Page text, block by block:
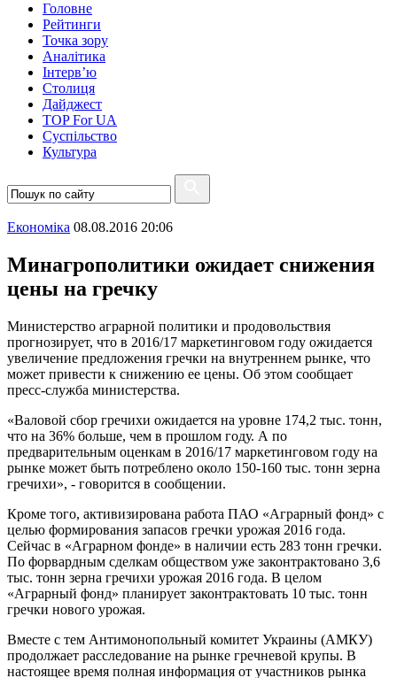
Головне
Рейтинги
Точка зору
Аналітика
Інтерв’ю
Столиця
Дайджест
TOP For UA
Суспiльство
Культура
Економіка 08.08.2016 20:06
Минагрополитики ожидает снижения
цены на гречку
Министерство аграрной политики и продовольствия
прогнозирует, что в 2016/17 маркетинговом году ожидается
увеличение предложения гречки на внутреннем рынке, что
может привести к снижению ее цены. Об этом сообщает
пресс-служба министерства.
«Валовой сбор гречихи ожидается на уровне 174,2 тыс. тонн,
что на 36% больше, чем в прошлом году. А по
предварительным оценкам в 2016/17 маркетинговом году на
рынке может быть потреблено около 150-160 тыс. тонн зерна
гречихи», - говорится в сообщении.
Кроме того, активизирована работа ПАО «Аграрный фонд» с
целью формирования запасов гречки урожая 2016 года.
Сейчас в «Аграрном фонде» в наличии есть 283 тонн гречки.
По форвардным сделкам обществом уже законтрактовано 3,6
тыс. тонн зерна гречихи урожая 2016 года. В целом
«Аграрный фонд» планирует законтрактовать 10 тыс. тонн
гречки нового урожая.
Вместе с тем Антимонопольный комитет Украины (АМКУ)
продолжает расследование на рынке гречневой крупы. В
настоящее время полная информация от участников рынка